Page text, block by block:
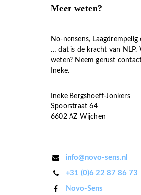
Meer weten?
No-nonsens, Laagdrempelig
… dat is de kracht van NLP.
weten? Neem gerust
Ineke.
Ineke Bergshoeff-Jonkers
Spoorstraat 64
6602 AZ Wijchen
info@novo-sens.nl
+31 (0)6 22 87 86 73
Novo-Sens